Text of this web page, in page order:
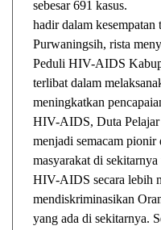
sebesar 691 kasus.
hadir dalam
Purwaningsih, rista
Peduli HIV-AIDS
terlibat dalam
meningkatkan
HIV-AIDS, Duta
menjadi semacam
masyarakat di
HIV-AIDS secara lebih
mendiskriminasikan
yang ada di sekitarnya.